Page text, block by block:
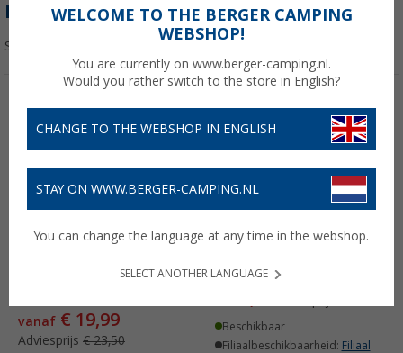
BEESWRAP
Sorteren:
-14%
3-Pack Gemengd
vanaf € 19,99
Adviesprijs € 23,50
-19%
Lunchpakket
Beschikbaar
Filiaalbeschikbaarheid: Filiaal
WELCOME TO THE BERGER CAMPING
WEBSHOP!
You are currently on www.berger-camping.nl.
Would you rather switch to the store in English?
CHANGE TO THE WEBSHOP IN ENGLISH
STAY ON WWW.BERGER-CAMPING.NL
You can change the language at any time in the webshop.
SELECT ANOTHER LANGUAGE